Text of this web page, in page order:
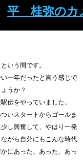
平 桂弥のカ
いう間です。
一年だったと言う感じで
うか？
伝をやっていました。
いスタートからゴールま
し興奮して、やはり一発
がら自分にもこんな時代
にあった、あった、あっ